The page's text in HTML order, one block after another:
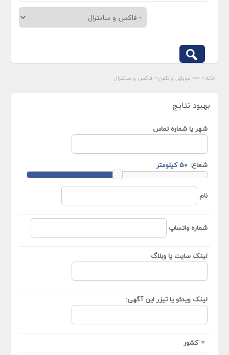
خانه » »»» موبایل و تلفن » فاکس و سانترال
بهبود نتایج
شهر یا شماره تماس
شعاع:
نام
شماره واتساپ
لینک سایت یا وبلاگ
لینک ویدئو یا تیزر این آگهی:
کشور